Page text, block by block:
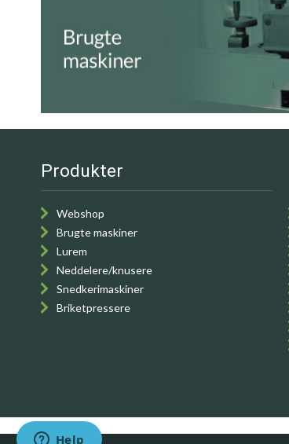
Produkter
Webshop
Brugte maskiner
Lurem
Neddelere/knusere
Snedkerimaskiner
Briketpressere